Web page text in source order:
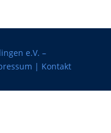
e.V. –
| Kontakt